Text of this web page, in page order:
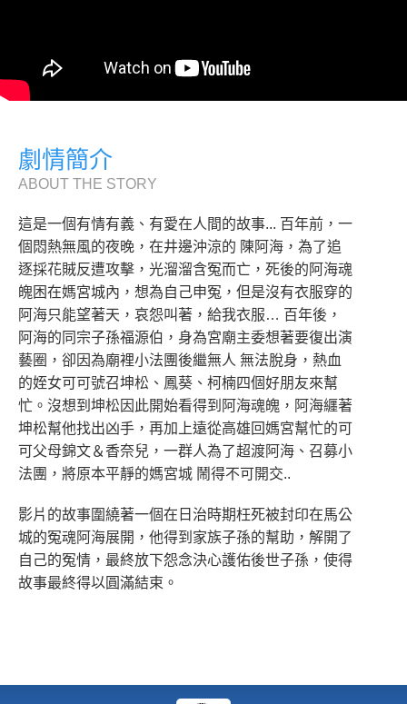
劇情簡介
ABOUT THE STORY
這是一個有情有義、有愛在人間的故事... 百年前，一
個悶熱無風的夜晚，在井邊沖涼的 陳阿海，為了追
逐採花賊反遭攻擊，光溜溜含冤而亡，死後的阿海魂
魄困在媽宮城內，想為自己申冤，但是沒有衣服穿的
阿海只能望著天，哀怨叫著，給我衣服… 百年後，
阿海的同宗子孫福源伯，身為宮廟主委想著要復出演
藝圈，卻因為廟裡小法團後繼無人 無法脫身，熱血
的姪女可可號召坤松、鳳葵、柯楠四個好朋友來幫
忙。沒想到坤松因此開始看得到阿海魂魄，阿海纒著
坤松幫他找出凶手，再加上遠從高雄回媽宮幫忙的可
可父母錦文＆香奈兒，一群人為了超渡阿海、召募小
法團，將原本平靜的媽宮城 鬧得不可開交..
影片的故事圍繞著一個在日治時期枉死被封印在馬公
城的冤魂阿海展開，他得到家族子孫的幫助，解開了
自己的冤情，最終放下怨念決心護佑後世子孫，使得
故事最終得以圓滿結束。